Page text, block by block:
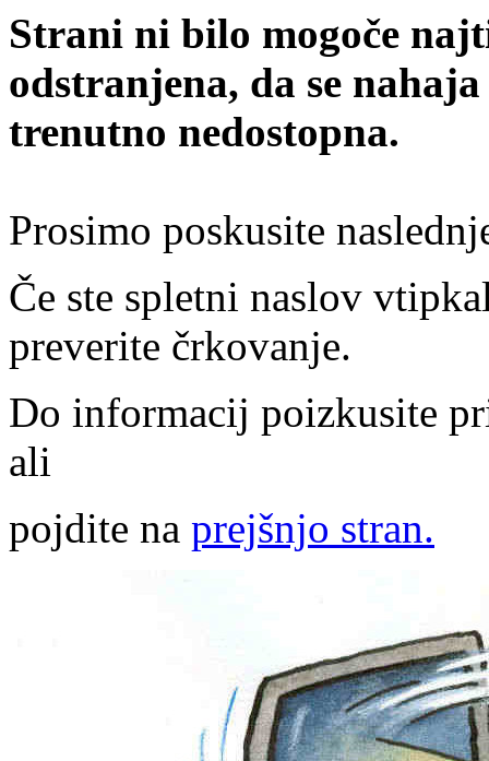
Strani ni bilo mogoče
odstranjena, da se
trenutno nedostopna.
Prosimo poskusite
Če ste spletni naslov
preverite črkovanje.
Do informacij poizkusite
ali
pojdite na prejšnjo stran.